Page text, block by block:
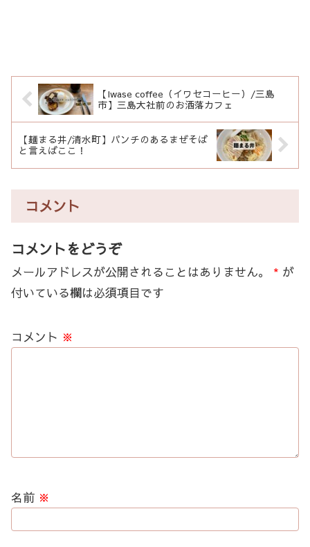
【Iwase coffee（イワセコーヒー）/三島
市】三島大社前のお洒落カフェ
【麺まる井/清水町】パンチのあるまぜそば
と言えばここ！
コメント
コメントをどうぞ
メールアドレスが公開されることはありません。 * が
付いている欄は必須項目です
コメント ※
名前 ※